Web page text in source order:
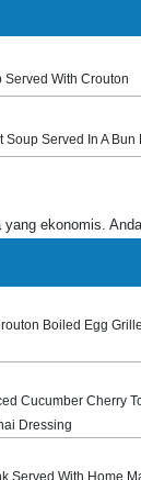
Served With Crouton
Served In A Bun
ekonomis.
Boiled Egg
Cucumber Cherry
Dressing
Served With Home